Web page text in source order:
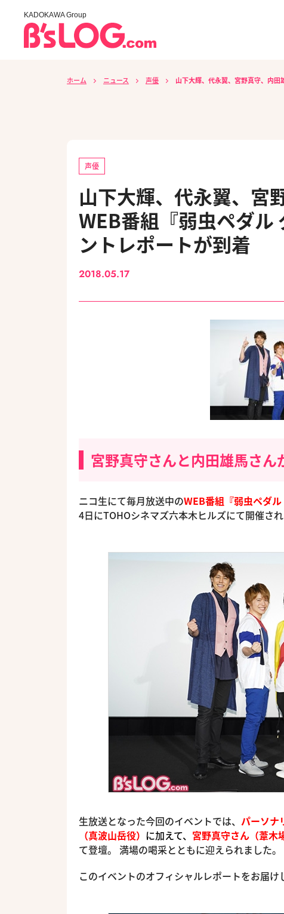
KADOKAWA Group
ホーム ニュース 声優 山下大輝、代永翼、宮野真守、内
声優
山下大輝、代永翼、宮
WEB番組『弱虫ペダル
ントレポートが到着
2018.05.17
宮野真守さんと内田雄馬さん
ニコ生にて毎月放送中のWEB番組『弱虫ペダ
4日にTOHOシネマズ六本木ヒルズにて開催され
生放送となった今回のイベントでは、 パーソナ
（真波山岳役） に加えて、 宮野真守さん（葦木
て登壇。 満場の喝采とともに迎えられました。
このイベントのオフィシャルレポートをお届け